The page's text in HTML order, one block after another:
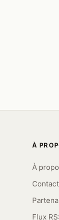
À
À
Contact
Flux